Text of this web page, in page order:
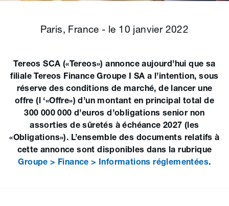
Paris, France - le 10 janvier 2022
Tereos SCA («Tereos») annonce aujourd’hui que sa
filiale Tereos Finance Groupe I SA a l’intention, sous
réserve des conditions de marché, de lancer une
offre (l ‘«Offre») d’un montant en principal total de
300 000 000 d’euros d’obligations senior non
assorties de sûretés à échéance 2027 (les
«Obligations»). L’ensemble des documents relatifs à
cette annonce sont disponibles dans la rubrique
Groupe > Finance > Informations réglementées.